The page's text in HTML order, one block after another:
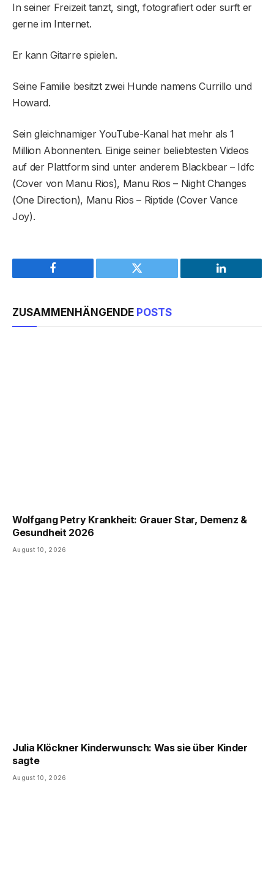
In seiner Freizeit tanzt, singt, fotografiert oder surft er
gerne im Internet.
Er kann Gitarre spielen.
Seine Familie besitzt zwei Hunde namens Currillo und
Howard.
Sein gleichnamiger YouTube-Kanal hat mehr als 1
Million Abonnenten. Einige seiner beliebtesten Videos
auf der Plattform sind unter anderem Blackbear – Idfc
(Cover von Manu Rios), Manu Rios – Night Changes
(One Direction), Manu Rios – Riptide (Cover Vance
Joy).
Facebook Twitter LinkedIn
ZUSAMMENHÄNGENDE POSTS
Wolfgang Petry Krankheit: Grauer Star, Demenz &
Gesundheit 2026
August 10, 2026
Julia Klöckner Kinderwunsch: Was sie über Kinder
sagte
August 10, 2026